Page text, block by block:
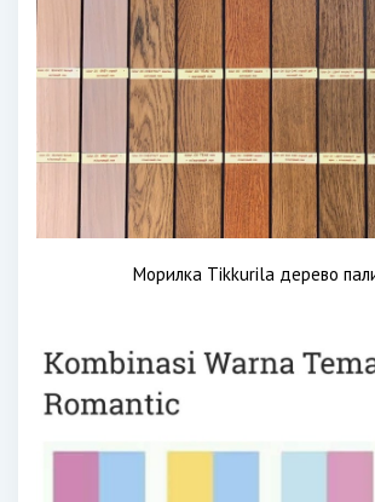
Морилка Tikkurila дерево